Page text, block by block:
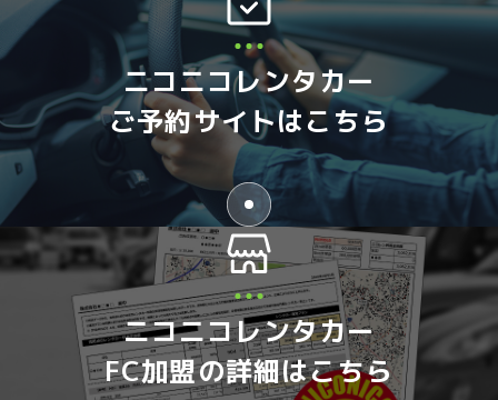
ニコニコレンタカー
ご予約サイトはこちら
ニコニコレンタカー
FC加盟の詳細はこちら